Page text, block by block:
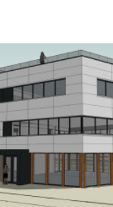
Een nieuw kantoor in 2026!